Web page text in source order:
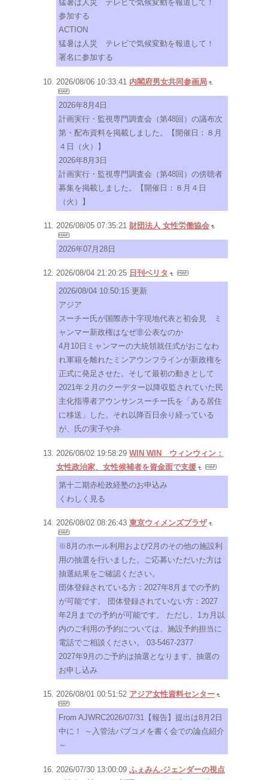
猛暑は人災 テレビで気候変動を報道して！
参加する
ACTION
猛暑は人災 テレビで気候変動を報道して！
署名に参加する
2026/08/06 10:33:41 内閣府男女共同参画局
2026年8月4日
計画実行・監視専門調査会（第48回）の議布次
第・配布資料を掲載しました。【開催日：８月
４日（火）】
2026年8月3日
計画実行・監視専門調査会（第48回）の傍聴者
募集を掲載しました。【開催日：８月４日
（火）】
2026/08/05 07:35:21 財団法人 女性労働協会
2026年07月28日
2026/08/04 21:20:25 日刊ベリタ
2026/08/04 10:50:15 更新
アジア
スーチー氏が国際赤十字現地代表と初会見 ミ
ャンマー新政権はなぜ非公表なのか
4月10日ミャンマーの大統領就任式がおこなわ
れ軍籍を離れたミンアウンフラインが新政権を
正式に発足させた。そして最初の動きとして
2021年２月のクーデター以降収監されていた民
主化指導者アウンサンスーチー氏を「ある居住
に移送」した。それ以降百日余り経っている
が、氏の実子や弁
2026/08/02 19:58:29 WIN WIN ウィンウィン：
女性政治家、女性候補者を資金面で支援
第十二期赤松政経塾のお申込み
くわしく見る
2026/08/02 08:26:43 東京ウィメンズプラザ
※8月のホール利用および2月のその他の施設利
用の抽選を行いました。ご応募いただいた方は
抽選結果をご確認ください。
団体登録されている方：2027年8月までの予約
が可能です。 団体登録されていない方：2027
年2月までの予約が可能です。 ただし、1カ月以
内のご利用の予約については、施設予約担当に
電話でご相談ください。 03-5467-2377
2027年9月のご予約は抽選となります。抽選の
お申し込み
2026/08/01 00:51:52 アジア女性資料センター
From AJWRC2026/07/31【報告】提出は8月2日
中に！ ～入管法パブコメを書く会での論点紹介
～
2026/07/30 13:00:09 ふぇみん-ジェンダーの視点